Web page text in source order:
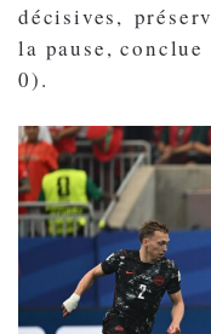
décisives,
la pause,
0).